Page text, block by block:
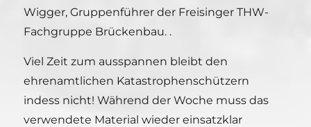
Wigger, Gruppenführer der Freisinger THW-
Fachgruppe Brückenbau. .
Viel Zeit zum ausspannen bleibt den
ehrenamtlichen Katastrophenschützern
indess nicht! Während der Woche muss das
verwendete Material wieder einsatzklar